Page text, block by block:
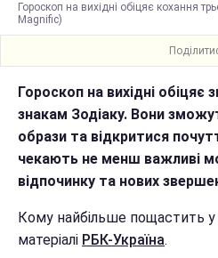
Гороскоп на вихідні обіцяє кохання
Magnific)
Гороскоп на вихідні обіцяє
знакам Зодіаку. Вони
образи та відкритися
чекають не менш важливі
відпочинку та нових
Кому найбільше пощастить у
матеріалі РБК-Україна.